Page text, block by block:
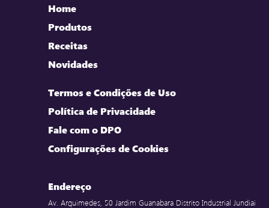
Home
Produtos
Receitas
Novidades
Termos e Condições de Uso
Política de Privacidade
Fale com o DPO
Configurações de Cookies
Endereço
Av. Arquimedes, 50 Jardim Guanabara Distrito Industrial Jundiai